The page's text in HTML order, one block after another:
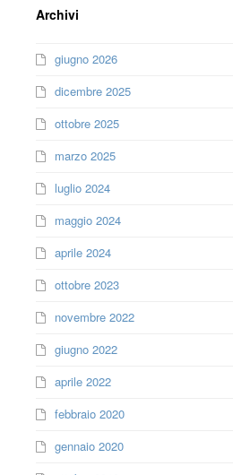
Archivi
giugno 2026
dicembre 2025
ottobre 2025
marzo 2025
luglio 2024
maggio 2024
aprile 2024
ottobre 2023
novembre 2022
giugno 2022
aprile 2022
febbraio 2020
gennaio 2020